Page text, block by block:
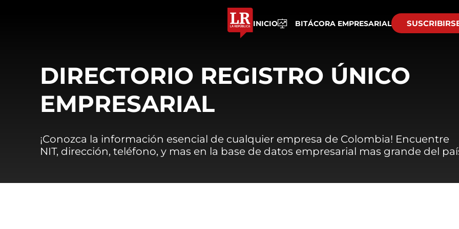
INICIO BITÁCORA EMPRESARIAL
DIRECTORIO REGISTRO ÚNICO
EMPRESARIAL
¡Conozca la información esencial de cualquier empresa de Colombia! Encuentre
NIT, dirección, teléfono, y mas en la base de datos empresarial mas grande del